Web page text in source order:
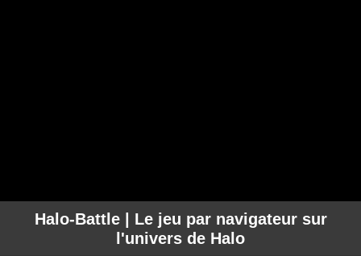
Halo-Battle | Le jeu par navigateur sur
l'univers de Halo